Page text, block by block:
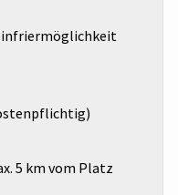
5 km vom Platz